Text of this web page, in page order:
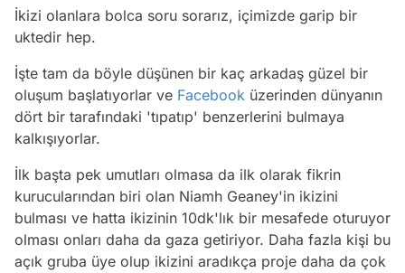
İkizi olanlara bolca soru sorarız, içimizde garip bir
uktedir hep.
İşte tam da böyle düşünen bir kaç arkadaş güzel bir
oluşum başlatıyorlar ve Facebook üzerinden dünyanın
dört bir tarafındaki 'tıpatıp' benzerlerini bulmaya
kalkışıyorlar.
İlk başta pek umutları olmasa da ilk olarak fikrin
kurucularından biri olan Niamh Geaney'in ikizini
bulması ve hatta ikizinin 10dk'lık bir mesafede oturuyor
olması onları daha da gaza getiriyor. Daha fazla kişi bu
açık gruba üye olup ikizini aradıkça proje daha da çok